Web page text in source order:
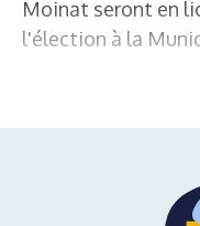
Moinat seront en
l'élection à la